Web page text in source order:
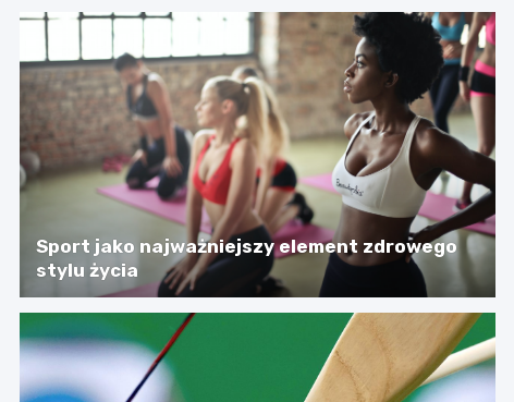
Sport jako najważniejszy element zdrowego
stylu życia